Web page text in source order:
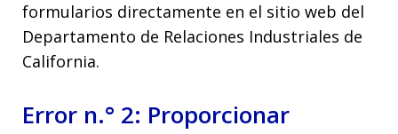
formularios directamente en el sitio web del
Departamento de Relaciones Industriales de
California.
Error n.° 2: Proporcionar